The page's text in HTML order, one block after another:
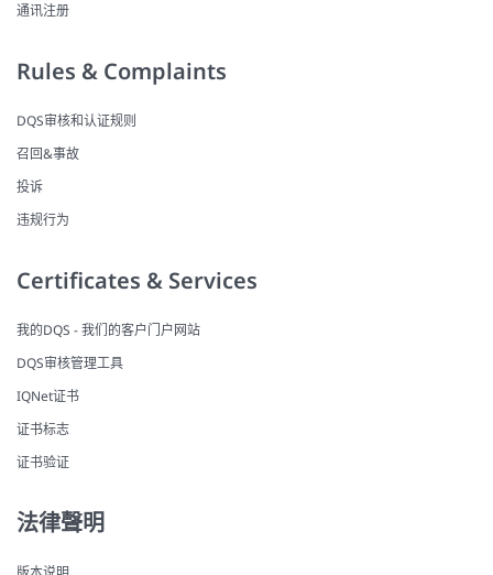
通讯注册
Rules & Complaints
DQS审核和认证规则
召回&事故
投诉
违规行为
Certificates & Services
我的DQS - 我们的客户门户网站
DQS审核管理工具
IQNet证书
证书标志
证书验证
法律聲明